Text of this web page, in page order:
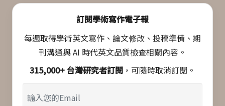
訂閱學術寫作電子報
每週取得學術英文寫作、論文修改、投稿準備、期
刊溝通與 AI 時代英文品質檢查相關內容。
315,000+ 台灣研究者訂閱 ，可隨時取消訂閱。